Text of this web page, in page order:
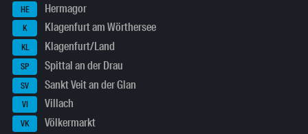
HE Hermagor
K Klagenfurt am Wörthersee
KL Klagenfurt/Land
SP Spittal an der Drau
SV Sankt Veit an der Glan
VI Villach
VK Völkermarkt